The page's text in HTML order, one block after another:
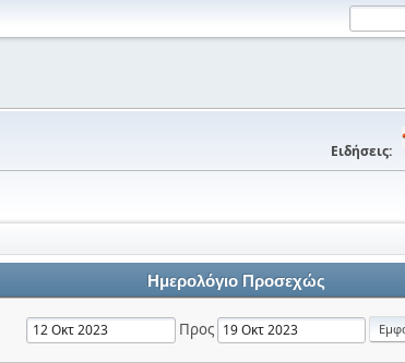
Ειδήσεις:
Ημερολόγιο Προσεχώς
Προς